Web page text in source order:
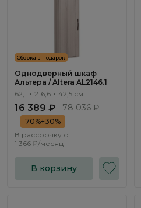
Сборка в подарок
Однодверный шкаф
Альтера / Altera AL2146.1
62,1 × 216,6 × 42,5 см
16 389 ₽ 78 036 ₽
70%+30%
В рассрочку от
1 366 ₽/месяц
В корзину